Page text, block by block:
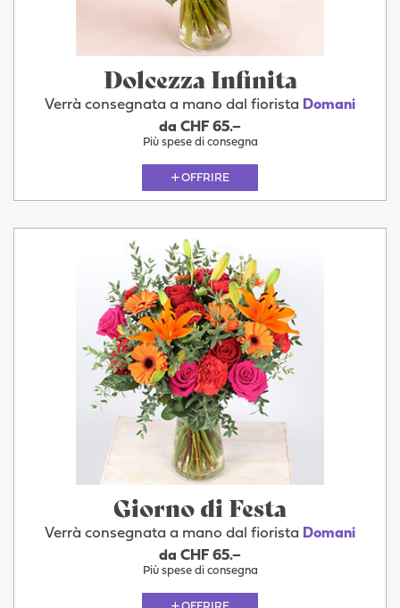
Dolcezza Infinita
Verrà consegnata a mano dal fiorista Domani
da CHF 65.–
Più spese di consegna
OFFRIRE
Giorno di Festa
Verrà consegnata a mano dal fiorista Domani
da CHF 65.–
Più spese di consegna